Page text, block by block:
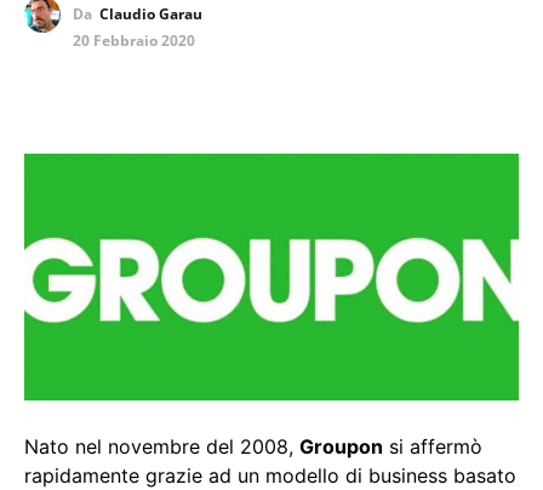
Da Claudio Garau
20 Febbraio 2020
Nato nel novembre del 2008, Groupon si affermò
rapidamente grazie ad un modello di business basato